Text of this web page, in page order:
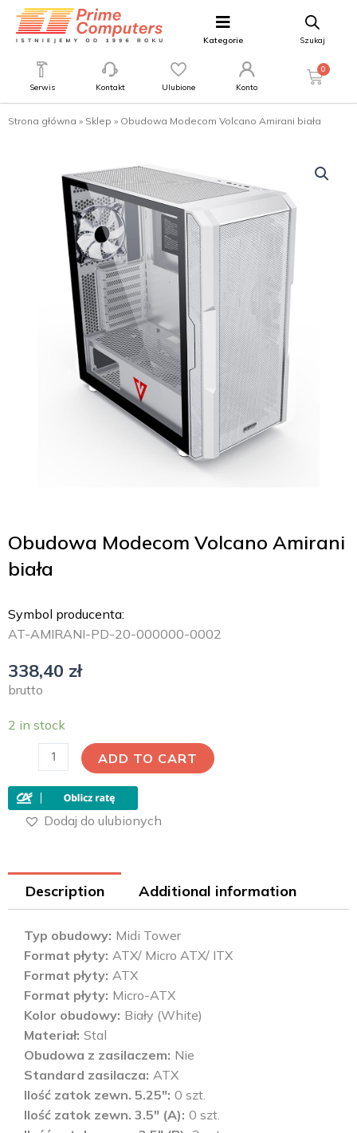
Kategorie Szukaj
Serwis Kontakt Ulubione Konto
0
Strona główna » Sklep » Obudowa Modecom Volcano Amirani biała
Obudowa Modecom Volcano Amirani
biała
Symbol producenta:
AT-AMIRANI-PD-20-000000-0002
338,40 zł
brutto
2 in stock
ADD TO CART
Dodaj do ulubionych
Description Additional information
Typ obudowy Midi Tower
Format płyty ATX/ Micro ATX/ ITX
Format płyty ATX
Format płyty Micro-ATX
Kolor obudowy Biały (White)
Materiał Stal
Obudowa z zasilaczem Nie
Standard zasilacza ATX
Ilość zatok zewn. 5.25" 0 szt.
Ilość zatok zewn. 3.5" (A) 0 szt.